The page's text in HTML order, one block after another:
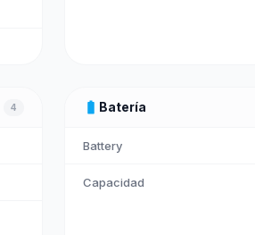
4 battery_full Batería
Battery
Capacidad